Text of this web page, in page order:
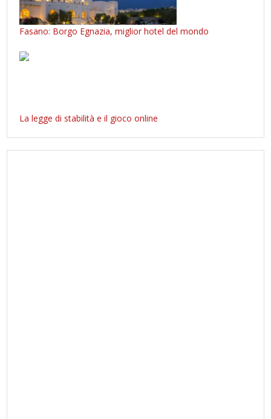
Fasano: Borgo Egnazia, miglior hotel del mondo
La legge di stabilità e il gioco online